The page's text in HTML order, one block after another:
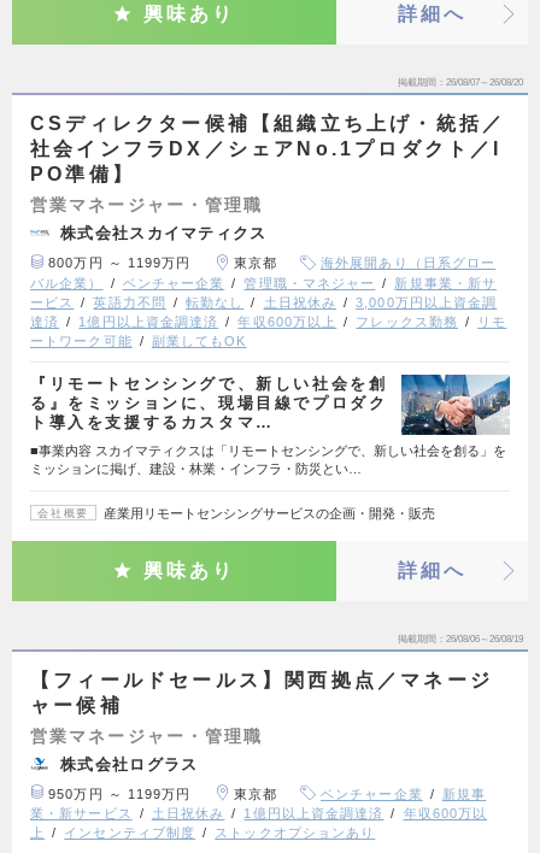
興味あり 詳細へ
掲載期間 26/08/07～26/08/20
CSディレクター候補【組織立ち上げ・統括／
社会インフラDX／シェアNo.1プロダクト／I
PO準備】
営業マネージャー・管理職
株式会社スカイマティクス
800万円 ～ 1199万円 東京都
海外展開あり（日系グロー
バル企業）
ベンチャー企業 管理職・マネジャー
新規事業・新サ
ービス
英語力不問 転勤なし 土日祝休み
3,000万円以上資金調
達済
1億円以上資金調達済 年収600万以上 フレックス勤務
リモ
ートワーク可能
副業してもOK
『リモートセンシングで、新しい社会を創
る』をミッションに、現場目線でプロダク
ト導入を支援するカスタマ…
■事業内容 スカイマティクスは「リモートセンシングで、新しい社会を創る」を
ミッションに掲げ、建設・林業・インフラ・防災とい…
会社概要 産業用リモートセンシングサービスの企画・開発・販売
興味あり 詳細へ
掲載期間 26/08/06～26/08/19
【フィールドセールス】関西拠点／マネージ
ャー候補
営業マネージャー・管理職
株式会社ログラス
950万円 ～ 1199万円 東京都 ベンチャー企業
新規事
業・新サービス
土日祝休み 1億円以上資金調達済
年収600万以
上
インセンティブ制度 ストックオプションあり